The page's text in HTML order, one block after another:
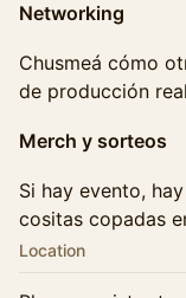
Networking
Chusmeá cómo
de producción
Merch y sorteos
Si hay evento,
cositas copadas
Location